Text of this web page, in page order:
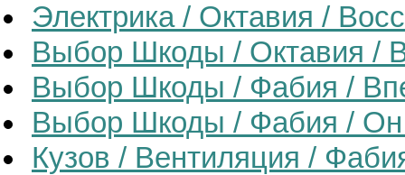
Электрика / Октавия /
Выбор Шкоды / Октавия /
Выбор Шкоды / Фабия /
Выбор Шкоды / Фабия /
Кузов / Вентиляция /